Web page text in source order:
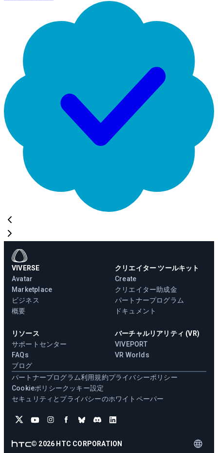
VIVERSE
Avatar
Marketplace
ビジネス
概要
クリエイター ツールキット
Create
クリエイター助成金
パートナープログラム
ドキュメント
リソース
サポートセンター
FAQs
ブログ
バーチャルリアリティ (VR)
VIVEPORT
VR Worlds
パートナープログラム利用規約プライバシーポリシー
Cookieポリシークッキー設定
セキュリティとプライバシーのホワイトペーパー
© 2026 HTC CORPORATION